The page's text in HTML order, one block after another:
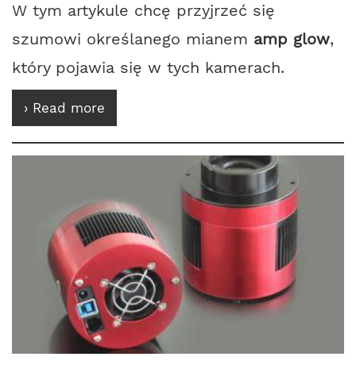
W tym artykule chcę przyjrzeć się
szumowi określanego mianem amp glow,
który pojawia się w tych kamerach.
› Read more